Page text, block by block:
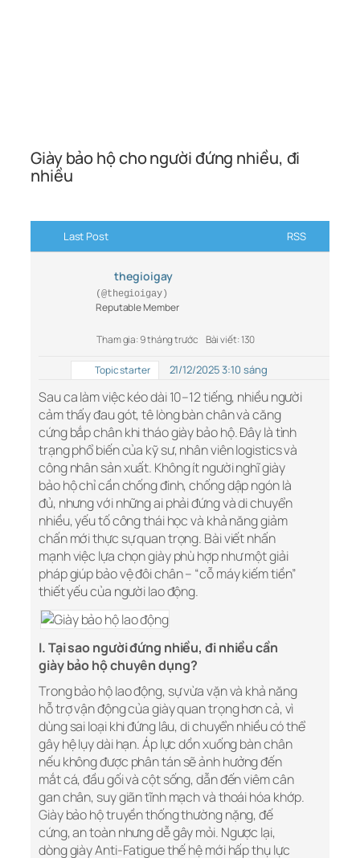
Giày bảo hộ cho người đứng nhiều, đi
nhiều
Last Post RSS
thegioigay
(@thegioigay)
Reputable Member
Tham gia: 9 tháng trước Bài viết: 130
Topic starter 21/12/2025 3:10 sáng
Sau ca làm việc kéo dài 10–12 tiếng, nhiều người
cảm thấy đau gót, tê lòng bàn chân và căng
cứng bắp chân khi tháo giày bảo hộ. Đây là tình
trạng phổ biến của kỹ sư, nhân viên logistics và
công nhân sản xuất. Không ít người nghĩ giày
bảo hộ chỉ cần chống đinh, chống dập ngón là
đủ, nhưng với những ai phải đứng và di chuyển
nhiều, yếu tố công thái học và khả năng giảm
chấn mới thực sự quan trọng. Bài viết nhấn
mạnh việc lựa chọn giày phù hợp như một giải
pháp giúp bảo vệ đôi chân – “cỗ máy kiếm tiền”
thiết yếu của người lao động.
I. Tại sao người đứng nhiều, đi nhiều cần
giày bảo hộ chuyên dụng?
Trong bảo hộ lao động, sự vừa vặn và khả năng
hỗ trợ vận động của giày quan trọng hơn cả, vì
dùng sai loại khi đứng lâu, di chuyển nhiều có thể
gây hệ lụy dài hạn. Áp lực dồn xuống bàn chân
nếu không được phân tán sẽ ảnh hưởng đến
mắt cá, đầu gối và cột sống, dẫn đến viêm cân
gan chân, suy giãn tĩnh mạch và thoái hóa khớp.
Giày bảo hộ truyền thống thường nặng, đế
cứng, an toàn nhưng dễ gây mỏi. Ngược lại,
dòng giày Anti-Fatigue thế hệ mới hấp thụ lực